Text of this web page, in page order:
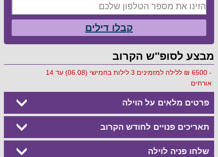
קבלו דילים
מבצע לסופ''ש הקרוב
- 6500 ₪ ללילה למזמינים 3 לילות בחמישי (06.08) עד 14
אורחים
פרטים מלאים על הוילה
תאריכים פנויים לחודש הקרוב
שלחו פניה לוילה